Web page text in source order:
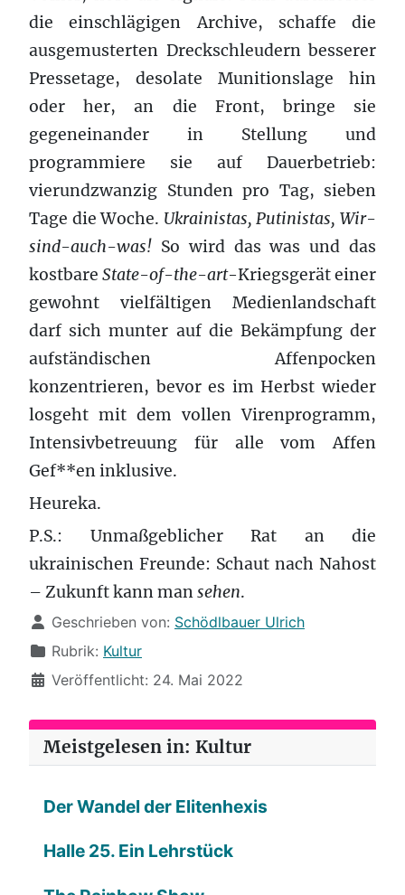
die einschlägigen Archive, schaffe die
ausgemusterten Dreckschleudern besserer
Pressetage, desolate Munitionslage hin
oder her, an die Front, bringe sie
gegeneinander in Stellung und
programmiere sie auf Dauerbetrieb:
vierundzwanzig Stunden pro Tag, sieben
Tage die Woche. Ukrainistas, Putinistas, Wir-
sind-auch-was! So wird das was und das
kostbare State-of-the-art-Kriegsgerät einer
gewohnt vielfältigen Medienlandschaft
darf sich munter auf die Bekämpfung der
aufständischen Affenpocken
konzentrieren, bevor es im Herbst wieder
losgeht mit dem vollen Virenprogramm,
Intensivbetreuung für alle vom Affen
Gef**en inklusive.
Heureka.
P.S.: Unmaßgeblicher Rat an die
ukrainischen Freunde: Schaut nach Nahost
– Zukunft kann mansehen.
Details
Geschrieben von: Schödlbauer Ulrich
Rubrik: Kultur
Veröffentlicht: 24. Mai 2022
Meistgelesen in: Kultur
Der Wandel der Elitenhexis
Halle 25. Ein Lehrstück